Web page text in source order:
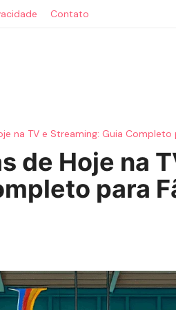
Contato
na TV e Streaming: Guia Completo
de Hoje na
para